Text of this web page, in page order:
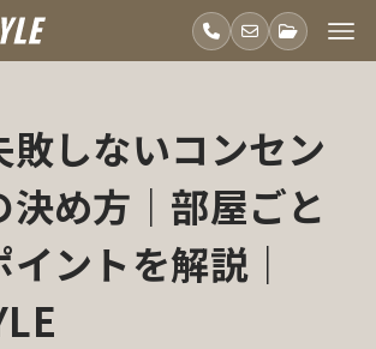
敗しないコンセン
決め方｜部屋ごと
ントを解説｜